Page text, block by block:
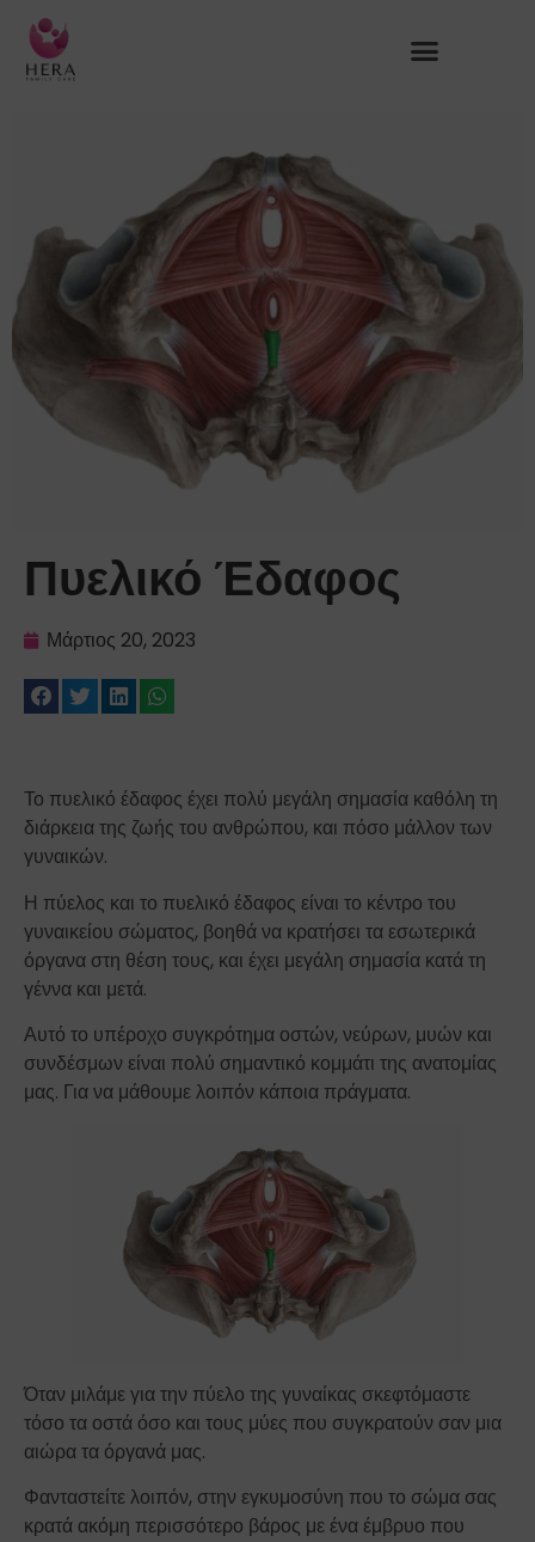
Πυελικό Έδαφος
Μάρτιος 20, 2023
Το πυελικό έδαφος έχει πολύ μεγάλη σημασία καθόλη τη
διάρκεια της ζωής του ανθρώπου, και πόσο μάλλον των
γυναικών.
Η πύελος και το πυελικό έδαφος είναι το κέντρο του
γυναικείου σώματος, βοηθά να κρατήσει τα εσωτερικά
όργανα στη θέση τους, και έχει μεγάλη σημασία κατά τη
γέννα και μετά.
Αυτό το υπέροχο συγκρότημα οστών, νεύρων, μυών και
συνδέσμων είναι πολύ σημαντικό κομμάτι της ανατομίας
μας. Για να μάθουμε λοιπόν κάποια πράγματα.
Όταν μιλάμε για την πύελο της γυναίκας σκεφτόμαστε
τόσο τα οστά όσο και τους μύες που συγκρατούν σαν μια
αιώρα τα όργανά μας.
Φανταστείτε λοιπόν, στην εγκυμοσύνη που το σώμα σας
κρατά ακόμη περισσότερο βάρος με ένα έμβρυο που